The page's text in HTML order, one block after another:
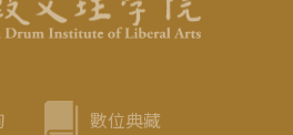
數位典藏